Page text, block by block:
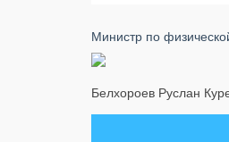
Министр по
Белхороев Руслан